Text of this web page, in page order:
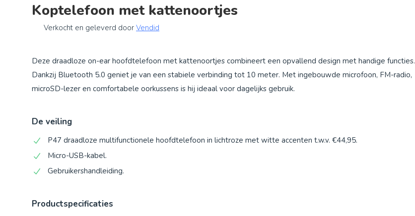
Koptelefoon met kattenoortjes
Verkocht en geleverd door Vendid
Deze draadloze on-ear hoofdtelefoon met kattenoortjes combineert een opvallend design met handige functies.
Dankzij Bluetooth 5.0 geniet je van een stabiele verbinding tot 10 meter. Met ingebouwde microfoon, FM-radio,
microSD-lezer en comfortabele oorkussens is hij ideaal voor dagelijks gebruik.
De veiling
P47 draadloze multifunctionele hoofdtelefoon in lichtroze met witte accenten t.w.v. €44,95.
Micro-USB-kabel.
Gebruikershandleiding.
Productspecificaties